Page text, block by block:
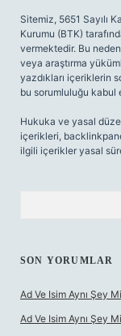
Sitemiz, 5651 Sayılı
Kurumu (BTK)
vermektedir. Bu
veya araştırma
yazdıkları içeriklerin
bu sorumluluğu kabul
Hukuka ve yasal
içerikleri,
ilgili içerikler yasal
SON YORUMLAR
Ad Ve Isim Aynı Şey Mi
Ad Ve Isim Aynı Şey Mi